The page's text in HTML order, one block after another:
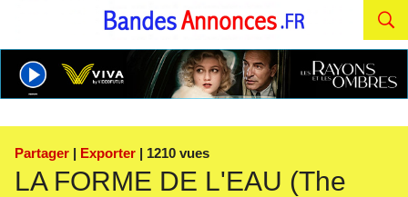
Partager | Exporter | 1210 vues
LA FORME DE L'EAU (The